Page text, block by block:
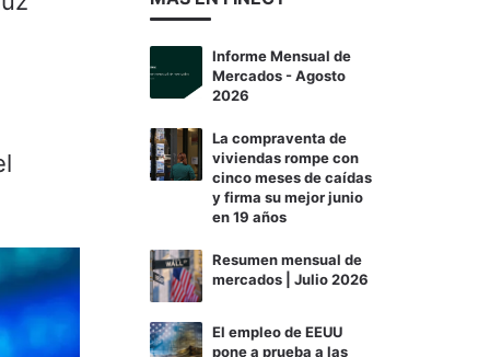
Informe Mensual de
Mercados - Agosto
2026
La compraventa de
viviendas rompe con
cinco meses de caídas
y firma su mejor junio
en 19 años
Resumen mensual de
mercados | Julio 2026
El empleo de EEUU
pone a prueba a las